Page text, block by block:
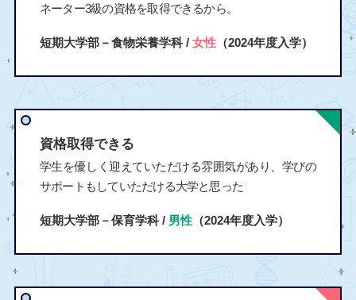
ネーター3級の資格を取得できるから。
短期大学部－食物栄養学科 / 女性（2024年度入学）
資格取得できる
学生を優しく迎えていただける雰囲気があり、学びの
サポートもしていただける大学と思った
短期大学部－保育学科 / 男性（2024年度入学）